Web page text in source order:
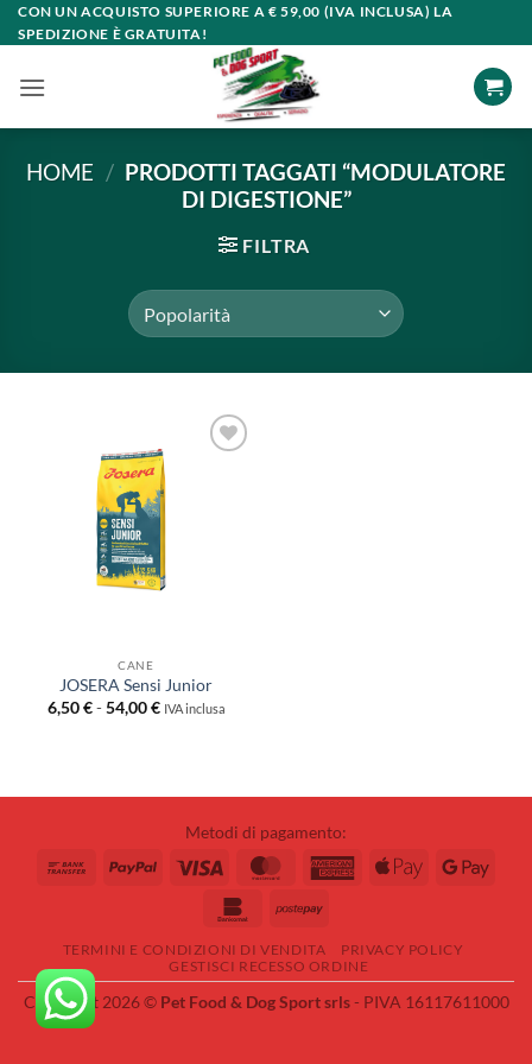
Salta
ai
CON UN ACQUISTO SUPERIORE A € 59,00 (IVA INCLUSA) LA
SPEDIZIONE È GRATUITA!
HOME / PRODOTTI TAGGATI “MODULATORE
DI DIGESTIONE”
FILTRA
CANE
JOSERA Sensi Junior
6,50€ - 54,00€Fascia
54,00 €
IVA inclusa
Metodi di pagamento:
Bank
PayPal Visa MasterCardAmericanApple
BankomatPostepay
TERMINI E CONDIZIONI DI VENDITA
PRIVACY POLICY
GESTISCI RECESSO ORDINE
Copyright 2026 © Pet Food & Dog Sport srls- PIVA 16117611000